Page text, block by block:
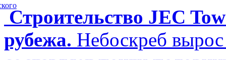
Строительство JEC
рубежа. Небоскреб